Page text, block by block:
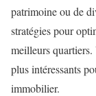
patrimoine ou de
stratégies pour
meilleurs
plus intéressants
immobilier.